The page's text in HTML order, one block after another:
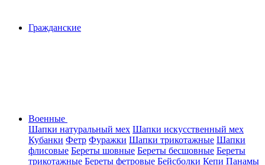
Гражданские
Военные
Шапки натуральный мех Шапки искусственный мех
Кубанки Фетр Фуражки Шапки трикотажные Шапки
флисовые Береты шовные Береты бесшовные Береты
трикотажные Береты фетровые Бейсболки Кепи Панамы